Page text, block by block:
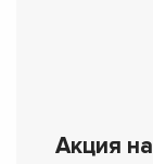
Акция